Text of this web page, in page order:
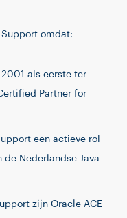
omdat:
als eerste ter
Partner for
een actieve rol
Nederlandse Java
zijn Oracle ACE